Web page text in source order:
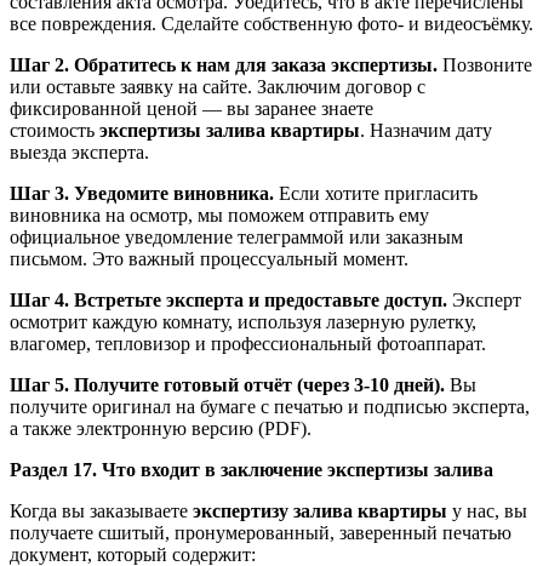
все повреждения. Сделайте собственную фото- и видеосъёмку.
Шаг 2. Обратитесь к нам для заказа экспертизы. Позвоните
или оставьте заявку на сайте. Заключим договор с
фиксированной ценой — вы заранее знаете
стоимость экспертизы залива квартиры. Назначим дату
выезда эксперта.
Шаг 3. Уведомите виновника. Если хотите пригласить
виновника на осмотр, мы поможем отправить ему
официальное уведомление телеграммой или заказным
письмом. Это важный процессуальный момент.
Шаг 4. Встретьте эксперта и предоставьте доступ. Эксперт
осмотрит каждую комнату, используя лазерную рулетку,
влагомер, тепловизор и профессиональный фотоаппарат.
Шаг 5. Получите готовый отчёт (через 3-10 дней). Вы
получите оригинал на бумаге с печатью и подписью эксперта,
а также электронную версию (PDF).
Раздел 17. Что входит в заключение экспертизы залива
Когда вы заказываете экспертизу залива квартиры у нас, вы
получаете сшитый, пронумерованный, заверенный печатью
документ, который содержит: